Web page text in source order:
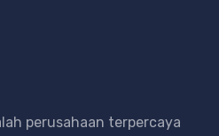
perusahaan terpercaya